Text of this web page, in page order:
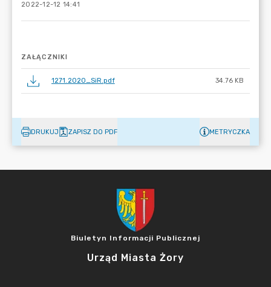
2022-12-12 14:41
ZAŁĄCZNIKI
1271.2020_SiR.pdf 34.76 KB
DRUKUJ ZAPISZ DO PDF METRYCZKA
Biuletyn Informacji Publicznej
Urząd Miasta Żory